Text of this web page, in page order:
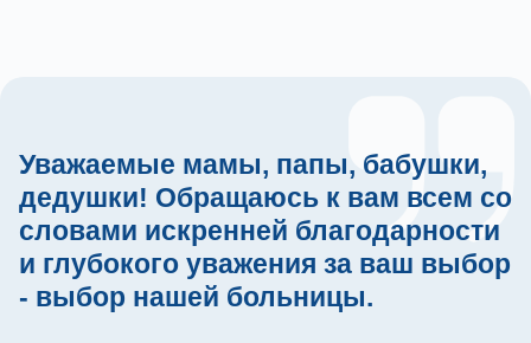
Уважаемые мамы, папы, бабушки,
дедушки! Обращаюсь к вам всем со
словами искренней благодарности
и глубокого уважения за ваш выбор
- выбор нашей больницы.